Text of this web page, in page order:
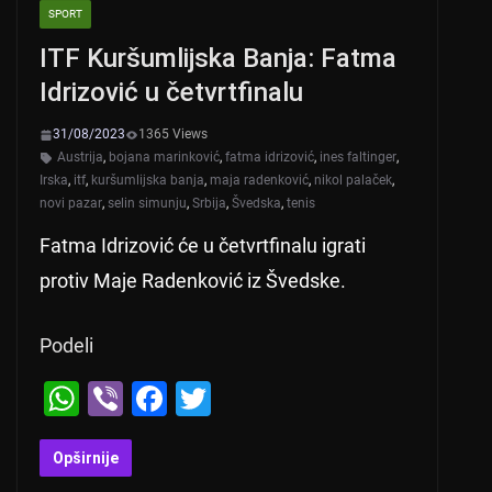
SPORT
ITF Kuršumlijska Banja: Fatma
Idrizović u četvrtfinalu
31/08/2023
1365 Views
Austrija, bojana marinković, fatma idrizović, ines faltinger,
Irska, itf, kuršumlijska banja, maja radenković, nikol palaček,
novi pazar, selin simunju, Srbija, Švedska, tenis
Fatma Idrizović će u četvrtfinalu igrati
protiv Maje Radenković iz Švedske.
Podeli
W
h
at
Vi
b
er
F
Opširnije